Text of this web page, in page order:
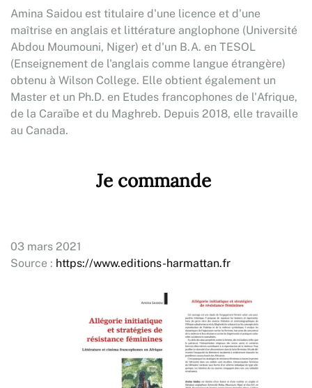
Amina Saidou est titulaire d'une licence et d'une
maîtrise en anglais et littérature anglophone (Université
Abdou Moumouni, Niger) et d'un B.A. en TESOL
(Enseignement de l'anglais comme langue étrangère)
obtenu à Wilson College. Elle obtient également un
Master et un Ph.D. en Etudes francophones de l'Afrique,
de la Caraïbe et du Maghreb. Depuis 2018, elle travaille
au Canada.
Je commande
03 mars 2021
Source : https://www.editions-harmattan.fr